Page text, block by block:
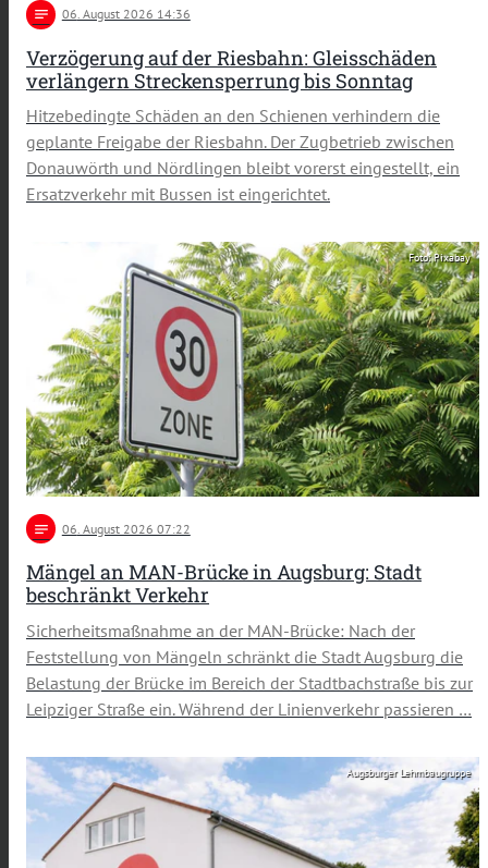
notes 06. August 2026 14:36
Verzögerung auf der Riesbahn: Gleisschäden
verlängern Streckensperrung bis Sonntag
Hitzebedingte Schäden an den Schienen verhindern die
geplante Freigabe der Riesbahn. Der Zugbetrieb zwischen
Donauwörth und Nördlingen bleibt vorerst eingestellt, ein
Ersatzverkehr mit Bussen ist eingerichtet.
Foto: Pixabay
notes 06 . August 2026 07:22
Mängel an MAN-Brücke in Augsburg: Stadt
beschränkt Verkehr
Sicherheitsmaßnahme an der MAN-Brücke: Nach der
Feststellung von Mängeln schränkt die Stadt Augsburg die
Belastung der Brücke im Bereich der Stadtbachstraße bis zur
Leipziger Straße ein. Während der Linienverkehr passieren …
Augsburger Lehmbaugruppe